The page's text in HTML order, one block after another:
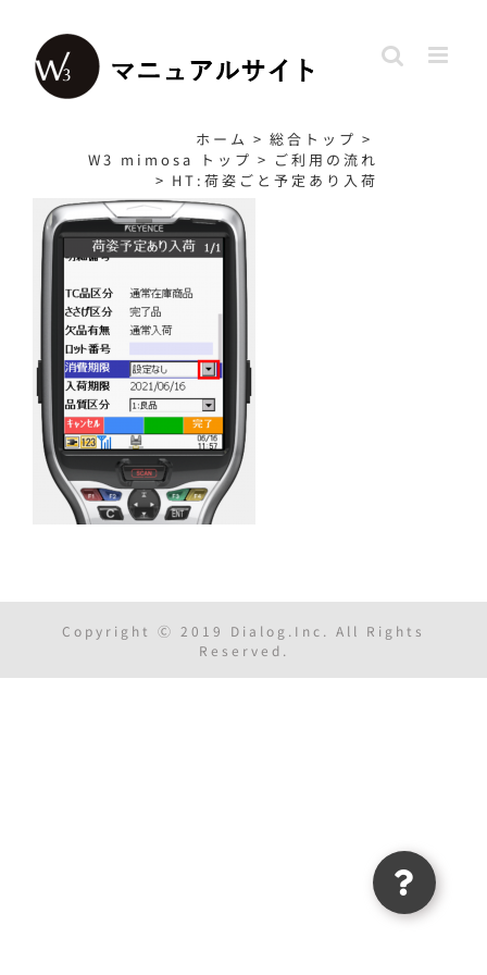
content
ホーム > 総合トップ >
W3 mimosa トップ > ご利用の流れ
> HT:荷姿ごと予定あり入荷
Copyright Ⓒ 2019 Dialog.Inc. All Rights
Reserved.